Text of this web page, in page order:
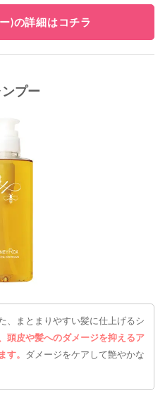
)の詳細はコチラ
プー
、まとまりやすい髪に仕上げるシ
頭皮や髪へのダメージを抑えるア
す。
ダメージをケアして艶やかな